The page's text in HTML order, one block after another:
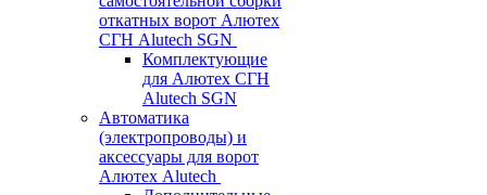
откатных ворот Алютех
СГН Alutech SGN
Комплектующие
для Алютех СГН
Alutech SGN
Автоматика
(электропроводы) и
аксессуары для ворот
Алютех Alutech